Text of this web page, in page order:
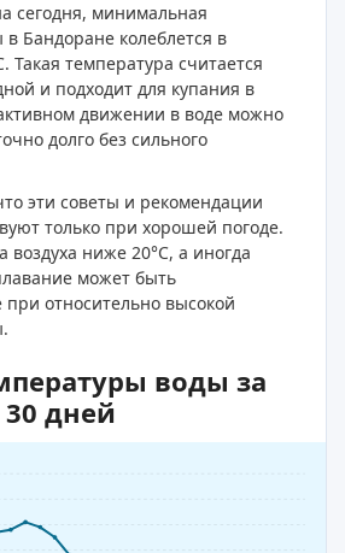
сегодня, минимальная
Бандоране колеблется в
Такая температура считается
и подходит для купания в
движении в воде можно
долго без сильного
эти советы и рекомендации
только при хорошей погоде.
воздуха ниже 20°C, а иногда
может быть
относительно высокой
воды за
дней